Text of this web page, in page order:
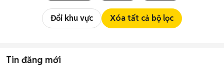
Đổi khu vực Xóa tất cả bộ lọc
Tin đăng mới